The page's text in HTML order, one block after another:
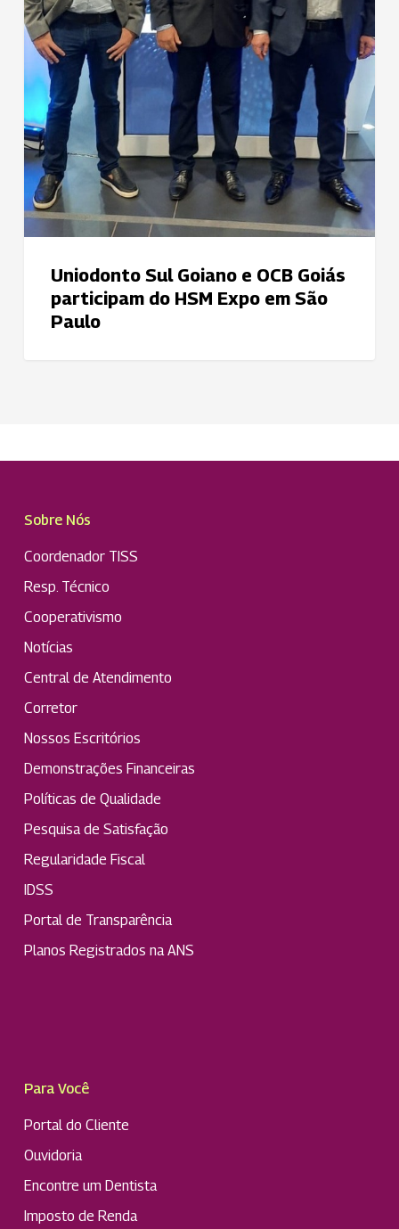
do
HSM
Expo
em
São
Paulo
Uniodonto Sul Goiano e OCB Goiás
participam do HSM Expo em São
Paulo
Sobre Nós
Coordenador TISS
Resp. Técnico
Cooperativismo
Notícias
Central de Atendimento
Corretor
Nossos Escritórios
Demonstrações Financeiras
Políticas de Qualidade
Pesquisa de Satisfação
Regularidade Fiscal
IDSS
Portal de Transparência
Planos Registrados na ANS
Para Você
Portal do Cliente
Ouvidoria
Encontre um Dentista
Imposto de Renda